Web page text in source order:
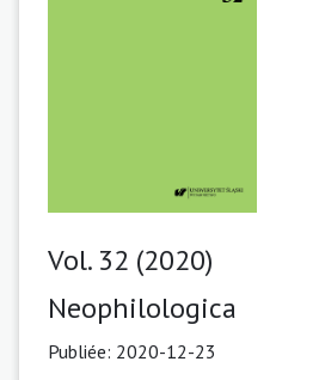
Vol. 32 (2020)
Neophilologica
Publiée: 2020-12-23